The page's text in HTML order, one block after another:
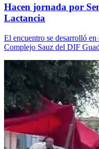
Hacen jornada por
Lactancia
El encuentro se desarrolló
Complejo Sauz del DIF